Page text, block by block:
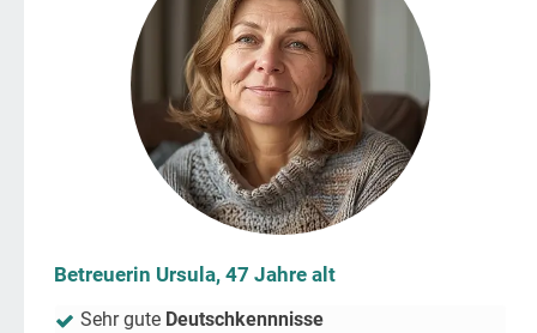
Betreuerin Ursula, 47 Jahre alt
Sehr gute Deutschkennnisse